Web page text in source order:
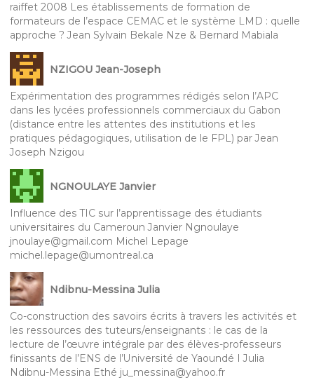
raiffet 2008 Les établissements de formation de
formateurs de l’espace CEMAC et le système LMD : quelle
approche ? Jean Sylvain Bekale Nze & Bernard Mabiala
NZIGOU Jean-Joseph
Expérimentation des programmes rédigés selon l’APC
dans les lycées professionnels commerciaux du Gabon
(distance entre les attentes des institutions et les
pratiques pédagogiques, utilisation de le FPL) par Jean
Joseph Nzigou
NGNOULAYE Janvier
Influence des TIC sur l’apprentissage des étudiants
universitaires du Cameroun Janvier Ngnoulaye
jnoulaye@gmail.com Michel Lepage
michel.lepage@umontreal.ca
Ndibnu-Messina Julia
Co-construction des savoirs écrits à travers les activités et
les ressources des tuteurs/enseignants : le cas de la
lecture de l’œuvre intégrale par des élèves-professeurs
finissants de l’ENS de l’Université de Yaoundé I Julia
Ndibnu-Messina Ethé ju_messina@yahoo.fr